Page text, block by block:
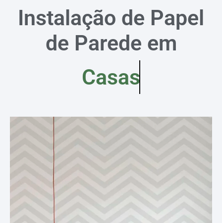
Instalação de Papel
de Parede em
Casas